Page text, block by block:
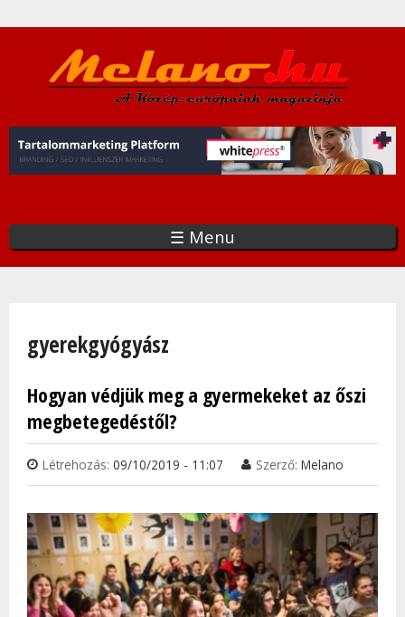
a
tartalomra
☰ Menu
gyerekgyógyász
Hogyan védjük meg a gyermekeket az őszi
megbetegedéstől?
Létrehozás: 09/10/2019 - 11:07 Szerző: Melano